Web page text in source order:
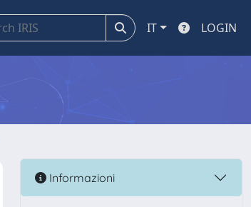
IT LOGIN
Informazioni